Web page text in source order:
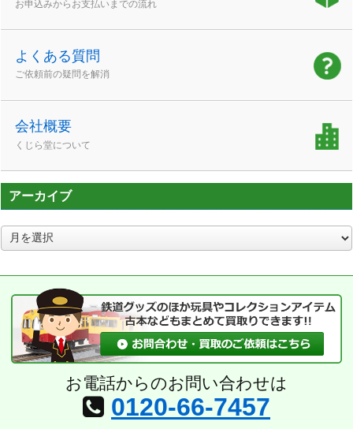
お申込みからお支払いまでの流れ
よくある質問
ご依頼前の疑問を解消
会社概要
くじら堂について
アーカイブ
ア
ー
ブ
お電話からのお問い合わせは
0120-66-7457